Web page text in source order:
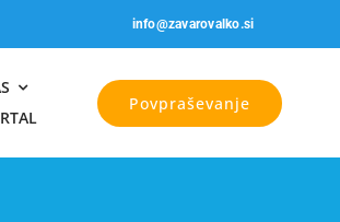
info@zavarovalko.si
Povpraševanje